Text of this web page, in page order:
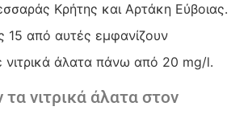
Κρήτης και Αρτάκη Εύβοιας.
15 από αυτές εμφανίζουν
άλατα πάνω από 20 mg/l.
νιτρικά άλατα στον